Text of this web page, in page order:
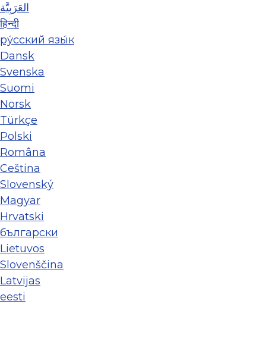
العَرَبِيَّة
हिन्दी
ру́сский язы́к
Dansk
Svenska
Suomi
Norsk
Türkçe
Polski
Româna
Ceština
Slovenský
Magyar
Hrvatski
български
Lietuvos
Slovenščina
Latvijas
eesti